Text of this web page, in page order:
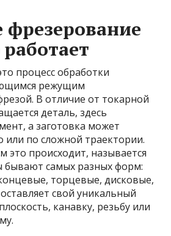
фрезерование
процесс обработки
режущим
В отличие от токарной
деталь, здесь
а заготовка может
или по сложной траектории.
это происходит, называется
самых разных форм:
торцевые, дисковые,
свой уникальный
канавку, резьбу или